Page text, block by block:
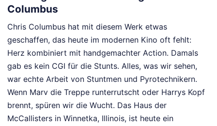
Columbus
Chris Columbus hat mit diesem Werk etwas
geschaffen, das heute im modernen Kino oft fehlt:
Herz kombiniert mit handgemachter Action. Damals
gab es kein CGI für die Stunts. Alles, was wir sehen,
war echte Arbeit von Stuntmen und Pyrotechnikern.
Wenn Marv die Treppe runterrutscht oder Harrys Kopf
brennt, spüren wir die Wucht. Das Haus der
McCallisters in Winnetka, Illinois, ist heute ein